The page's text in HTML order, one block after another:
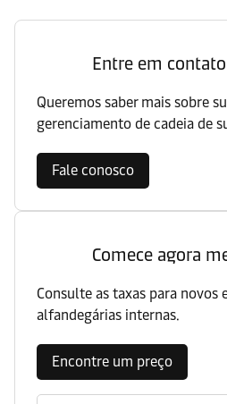
Entre em contato
Queremos saber mais sobre
gerenciamento de cadeia de
Fale conosco
Comece agora
Consulte as taxas para novos
alfandegárias internas.
Encontre um preço